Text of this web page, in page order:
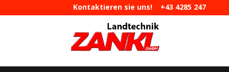
Kontaktieren sie uns! +43 4285 247
|maschinen@landtechnik-zankl.at